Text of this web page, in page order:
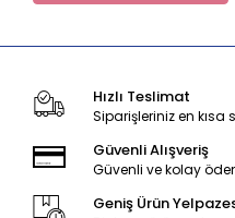
Hızlı Teslimat
Siparişleriniz en kısa
Güvenli Alışveriş
Güvenli ve kolay
Geniş Ürün